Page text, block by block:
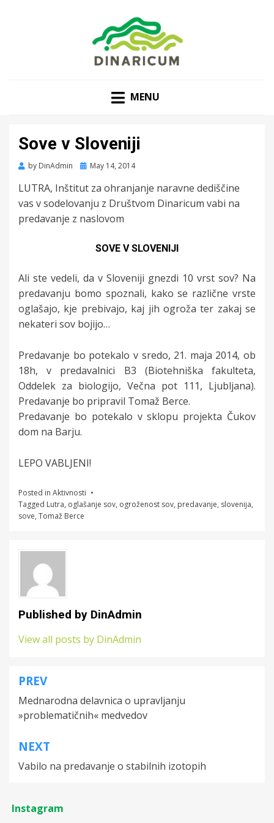
MENU
Sove v Sloveniji
by DinAdmin
Posted
May 14, 2014
LUTRA, Inštitut za ohranjanje naravne dediščine
vas v sodelovanju z Društvom Dinaricum vabi na
predavanje z naslovom
SOVE V SLOVENIJI
Ali ste vedeli, da v Sloveniji gnezdi 10 vrst sov? Na
predavanju bomo spoznali, kako se različne vrste
oglašajo, kje prebivajo, kaj jih ogroža ter zakaj se
nekateri sov bojijo…
Predavanje bo potekalo v sredo, 21. maja 2014, ob
18h, v predavalnici B3 (Biotehniška fakulteta,
Oddelek za biologijo, Večna pot 111, Ljubljana).
Predavanje bo pripravil Tomaž Berce.
Predavanje bo potekalo v sklopu projekta Čukov
dom na Barju.
LEPO VABLJENI!
Posted in Aktivnosti
Tagged Lutra, oglašanje sov, ogroženost sov, predavanje, slovenija,
sove, Tomaž Berce
Published by DinAdmin
View all posts by DinAdmin
Post
navigation
PREV
Mednarodna delavnica o upravljanju
»problematičnih« medvedov
NEXT
Vabilo na predavanje o stabilnih izotopih
Instagram